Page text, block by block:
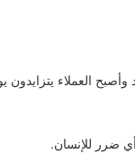
وأصبح العملاء
ضرر للإنسان.